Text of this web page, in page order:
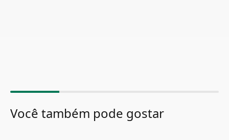
Você também pode gostar